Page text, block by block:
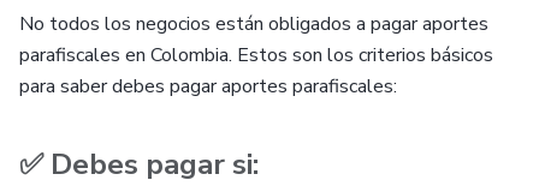
No todos los negocios están obligados a pagar aportes
parafiscales en Colombia. Estos son los criterios básicos
para saber debes pagar aportes parafiscales:
✅ Debes pagar si: